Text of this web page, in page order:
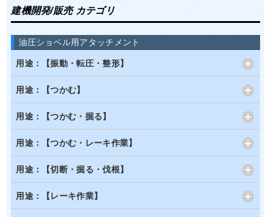
建機開発/販売 カテゴリ
油圧ショベル用アタッチメント
用途：【振動・転圧・整形】
用途：【つかむ】
用途：【つかむ・掘る】
用途：【つかむ・レーキ作業】
用途：【切断・掘る・伐根】
用途：【レーキ作業】